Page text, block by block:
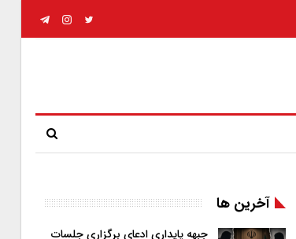
آخرین ها
جبهه پایداری ادعای برگزاری جلسات